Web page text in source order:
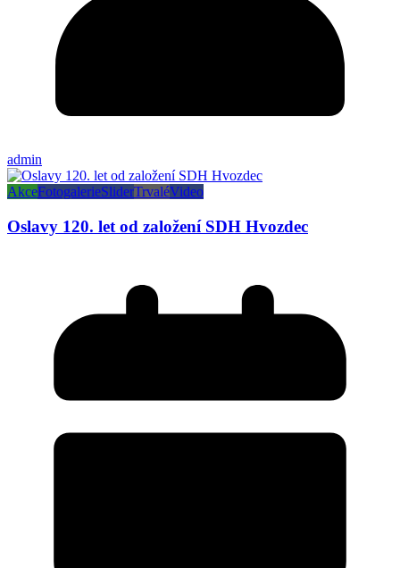
admin
AkceFotogalerieSliderTrvaléVideo
Oslavy 120. let od založení SDH Hvozdec